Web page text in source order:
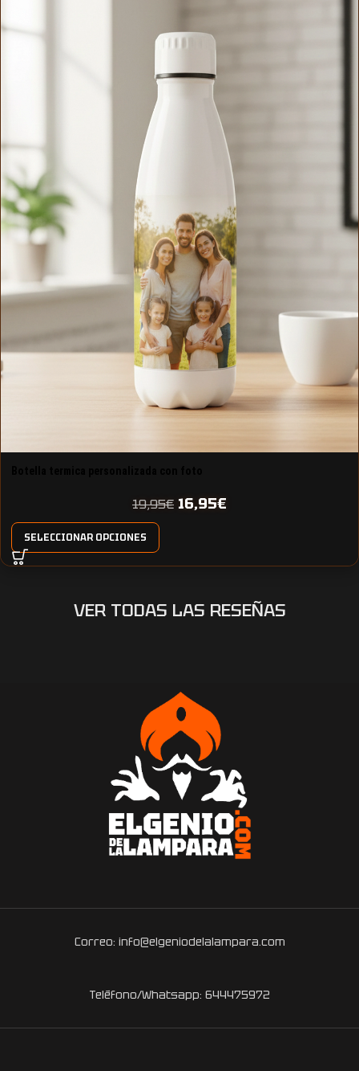
19,95€ 16,95€
SELECCIONAR OPCIONES
VER TODAS LAS RESEÑAS
Correo: info@elgeniodelalampara.com
Teléfono/Whatsapp: 644475972